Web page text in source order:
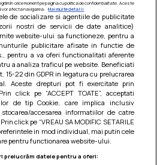
cu arpagic rosu
în orice moment pe pagina cu politica de confidențialitate. Aceste
vor afecta navigarea.
Mai multe detalii
de socializare si agentiile de publicitate
nostri de servicii de date analitice)
website-ului sa functioneze, pentru a
publicitare afisate in functie de
pentru a va oferi functionalitati aferente
a analiza traficul pe website. Beneficiati
15-22 din GDPR in legatura cu prelucrarea
Aceste drepturi pot fi exercitate prin
Prin click pe “ACCEPT TOATE”, acceptati
de tip Cookie, care implica inclusiv
accesarea informatiilor de catre
click pe “VREAU SA MODIFIC SETARILE
in mod individual, mai putin cele
pentru functionarea website-ului.
prelucrăm datele pentru a oferi: